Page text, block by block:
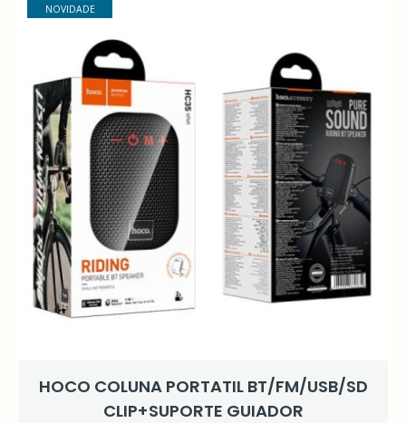
NOVIDADE
HOCO COLUNA PORTATIL BT/FM/USB/SD
CLIP+SUPORTE GUIADOR